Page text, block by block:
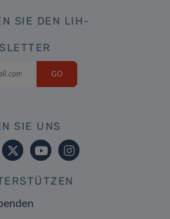
SIE DEN LIH-
SIE UNS